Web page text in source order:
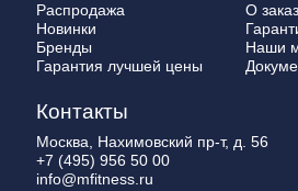
Распродажа
Новинки
Бренды
Гарантия лучшей цены
О
Наши
Контакты
Москва, Нахимовский пр-т, д. 56
+7 (495) 956 50 00
info@mfitness.ru